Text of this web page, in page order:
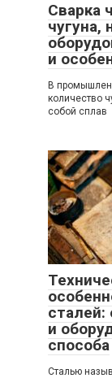
Сварка
чугуна,
и
В
количество
собой сплав
сталей:
и
способа
Сталью